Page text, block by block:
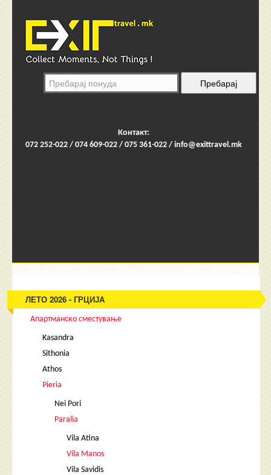
Контакт:
072 252-022 / 074 609-022 / 075 361-022 / info@exittravel.mk
ЛЕТО 2026 - ГРЦИЈА
Апартманско сместување
Kasandra
Sithonia
Athos
Pieria
Nei Pori
Paralia
Vila Atina
Vila Manos
Vila Savidis